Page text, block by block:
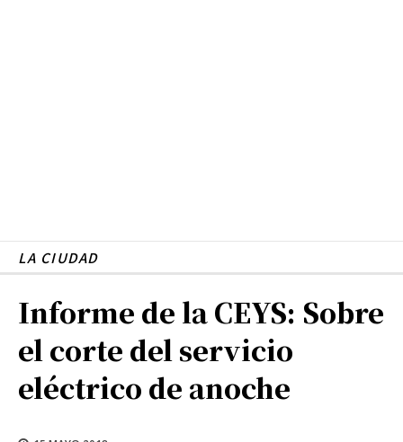
LA CIUDAD
Informe de la CEYS: Sobre
el corte del servicio
eléctrico de anoche